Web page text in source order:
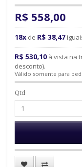
R$ 558,00
18x de R$ 38,47
R$ 530,10 à vista na
desconto).
Válido somente para
Qtd